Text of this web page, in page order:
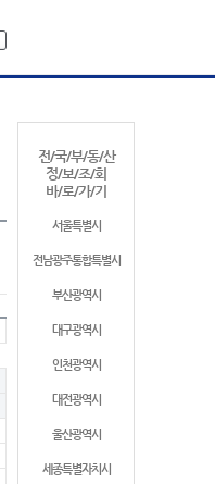
전/국/부/동/산
정/보/조/회
바/로/가/기
서울특별시
전남광주통합특별시
부산광역시
대구광역시
인천광역시
대전광역시
울산광역시
세종특별자치시